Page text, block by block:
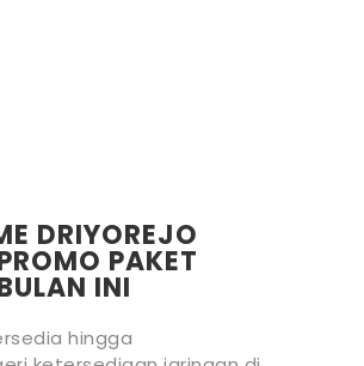
DRIYOREJO
PAKET
INI
hingga